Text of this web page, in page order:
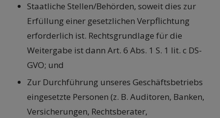
Staatliche Stellen/Behörden, soweit dies zur
Erfüllung einer gesetzlichen Verpflichtung
erforderlich ist. Rechtsgrundlage für die
Weitergabe ist dann Art. 6 Abs. 1 S. 1 lit. c DS-
GVO; und
Zur Durchführung unseres Geschäftsbetriebs
eingesetzte Personen (z. B. Auditoren, Banken,
Versicherungen, Rechtsberater,